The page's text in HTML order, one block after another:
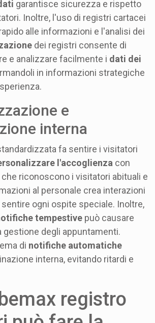
garantisce sicurezza e rispetto
Inoltre, l'uso di registri cartacei
alle informazioni e l'analisi dei
dei registri consente di
e analizzare facilmente i dati dei
in informazioni strategiche
e
interna
fa sentire i visitatori
l'accoglienza con
riconoscono i visitatori abituali e
al personale crea interazioni
ogni ospite speciale. Inoltre,
tempestive può causare
gestione degli appuntamenti.
di notifiche automatiche
interna, evitando ritardi e
registro